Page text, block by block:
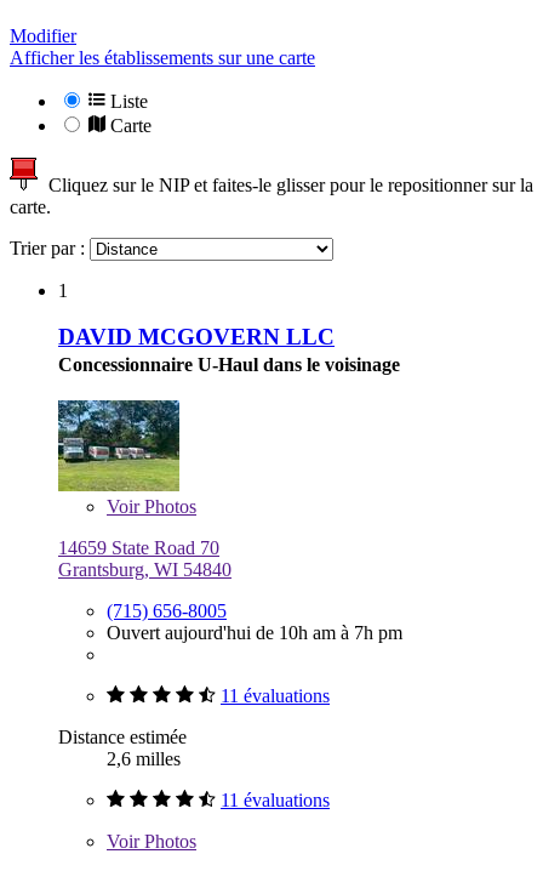
Modifier
Afficher les établissements sur une carte
Liste
Carte
Cliquez sur le NIP et faites-le glisser pour le repositionner sur la
carte.
Trier par :
1
DAVID MCGOVERN LLC
Concessionnaire U-Haul dans le voisinage
VoirPhotos
14659 State Road 70
Grantsburg, WI 54840
(715) 656-8005
Ouvert aujourd'hui de 10h am à 7h pm
11 évaluations
Distance estimée
2,6 milles
11 évaluations
VoirPhotos